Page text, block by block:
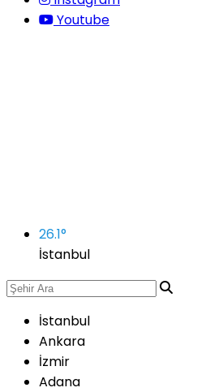
Youtube
26.1°
İstanbul
İstanbul
Ankara
İzmir
Adana